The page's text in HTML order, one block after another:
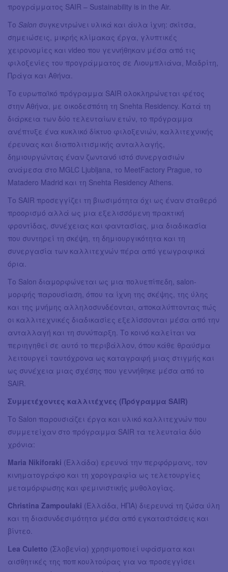
προγράμματος SAIR – Sustainability is in the Air.
Το Salon συγκεντρώνει υλικά και άυλα ίχνη: σκίτσα,
σημειώσεις, μικρής κλίμακας έργα, γλυπτικές
χειρονομίες και video που γεννήθηκαν μέσα από τις
φιλοξενίες του προγράμματος σε Λιουμπλιάνα, Μαδρίτη,
Πράγα και Αθήνα.
Το ευρωπαϊκό πρόγραμμα SAIR ολοκληρώνεται φέτος
στην Αθήνα, με οικοδεσπότη τη Snehta Residency. Κατά τη
διάρκεια των δύο τελευταίων ετών, το πρόγραμμα
ανέπτυξε ένα κυκλικό δίκτυο φιλοξενιών, καλλιτεχνικής
έρευνας και διαπολιτισμικής ανταλλαγής,
δημιουργώντας έναν ζωντανό ιστό συνεργασιών
ανάμεσα στο MGLC Ljubljana, το MeetFactory Prague, το
Matadero Madrid και τη Snehta Residency Athens.
Το SAIR προσεγγίζει τη βιωσιμότητα όχι ως έναν σταθερό
προορισμό αλλά ως μια εξελισσόμενη πρακτική
φροντίδας, συνέχειας και φαντασίας, μια διαδικασία
που συντηρεί τη σκέψη, τη δημιουργικότητα και τη
συνεργασία των καλλιτεχνών πέρα από γεωγραφικά
όρια.
Το Salon διαμορφώνεται ως μια πολυεπίπεδη, salon-
μορφής παρουσίαση, όπου τα ίχνη της σκέψης, της ύλης
και της μνήμης αλληλοσυνδέονται, αποκαλύπτοντας πώς
οι καλλιτεχνικές διαδικασίες εξελίσσονται μέσα από την
ανταλλαγή και τη συνύπαρξη. Το κοινό καλείται να
περιηγηθεί σε αυτό το περιβάλλον, όπου κάθε θραύσμα
λειτουργεί ταυτόχρονα ως καταγραφή μιας στιγμής και
ως συνέχεια μιας σχέσης που γεννήθηκε μέσα από το
SAIR.
Συμμετέχοντες καλλιτέχνες (Πρόγραμμα SAIR)
Το Salon παρουσιάζει έργα και υλικό καλλιτεχνών που
συμμετείχαν στο πρόγραμμα SAIR τα τελευταία δύο
χρόνια:
Maria Nikiforaki (Ελλάδα) ερευνά την περφόρμανς, τον
κινηματογράφο και τη χορογραφία ως τελετουργίες
μεταμόρφωσης και φεμινιστικής μυθολογίας.
Christina Zampoulaki (Ελλάδα, ΗΠΑ) διερευνά τη ζώσα ύλη
και τη διασυνδεσιμότητα μέσα από εγκαταστάσεις και
βίντεο.
Lea Culetto (Σλοβενία) χρησιμοποιεί υφάσματα και
αισθητικές της ποπ κουλτούρας για να προσεγγίσει